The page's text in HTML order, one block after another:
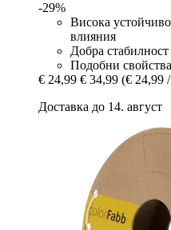
-29%
Висока
влияния
Добра
Подобни
€ 24,99 € 34,99 (€ 24,99
Доставка до 14. август